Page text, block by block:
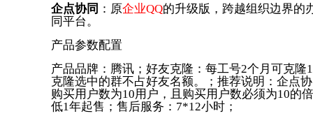
企点协同 ：原企业QQ的升级版，跨越组织边界的
同平台。
产品参数配置
产品品牌：腾讯；好友克隆：每工号2个月可克隆
克隆选中的群不占好友名额。；推荐说明：企点
购买用户数为10用户，且购买用户数必须为10的
低1年起售；售后服务：7*12小时；